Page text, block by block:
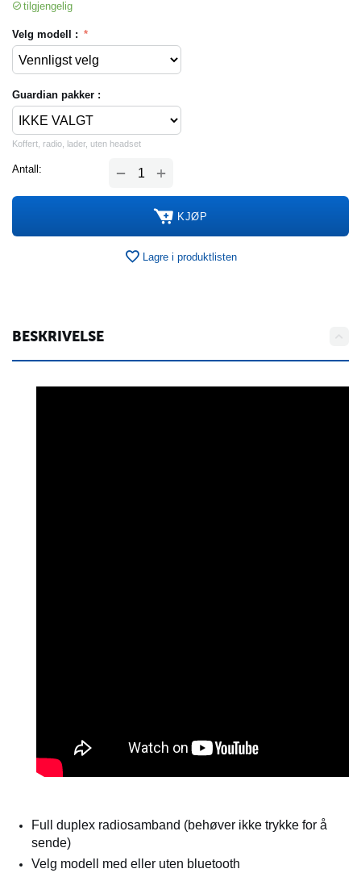
tilgjengelig
Velg modell :
Guardian pakker :
Koffert, radio, lader, uten headset
Antall: +
−
KJØP
Lagre i produktlisten
BESKRIVELSE
Full duplex radiosamband (behøver ikke trykke for å
sende)
Velg modell med eller uten bluetooth